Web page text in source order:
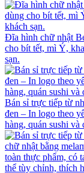
Đĩa hình chữ nhật
cho bít tết, mì Ý,
sạn.
Bán sỉ trực tiếp từ
đen – In logo theo
hàng, quán sushi